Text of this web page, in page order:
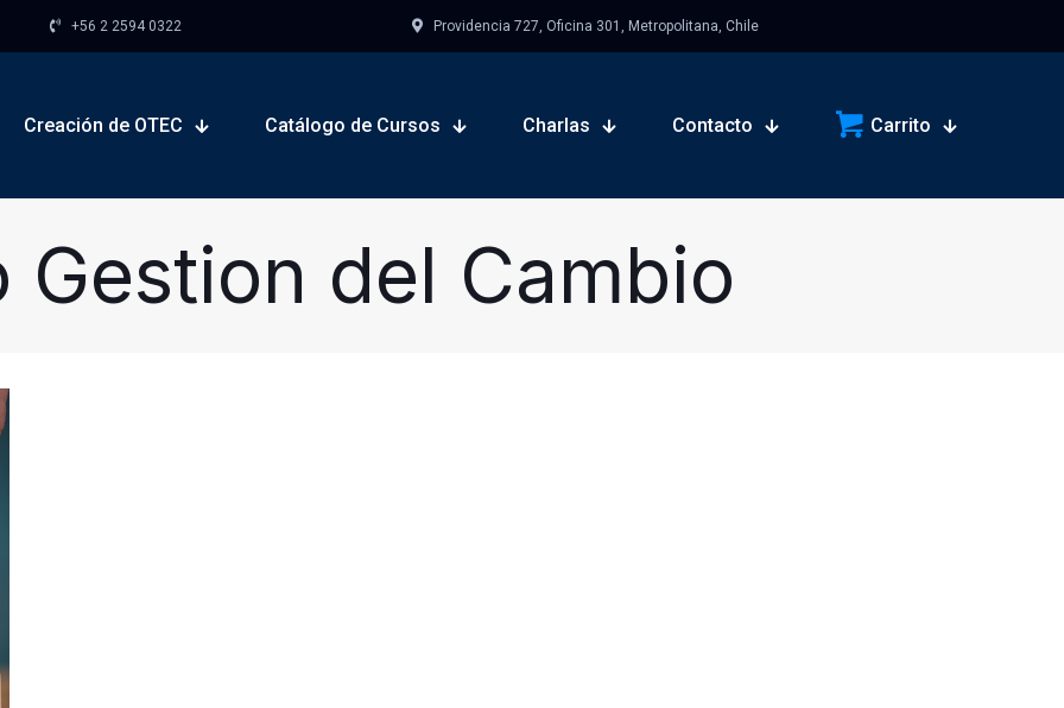
+56 2 2594 0322 Providencia 727, Oficina 301, Metropolitana, Chile
Creación de OTEC Catálogo de Cursos Charlas Contacto Carrito
Gestion del Cambio